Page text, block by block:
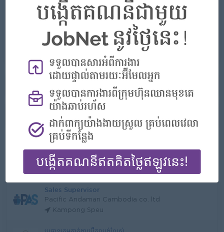
- Join an experienced team
Cơ hội nghề nghiệp
- Learn new Skills on the jobs
Đã Hết Hạn
Nhiều công việc khác từ nhà tuyển
Báo cáo quảng cáo này
Nhiều công việc tương tự khác
Sales Supervisor
Pacific Andaman Cambodia co. ltd
Kampong Speu